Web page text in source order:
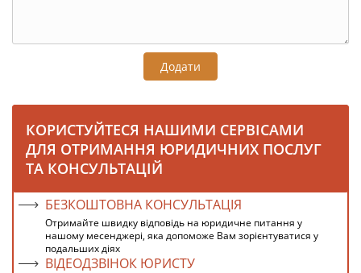
Додати
КОРИСТУЙТЕСЯ НАШИМИ СЕРВІСАМИ
ДЛЯ ОТРИМАННЯ ЮРИДИЧНИХ ПОСЛУГ
ТА КОНСУЛЬТАЦІЙ
БЕЗКОШТОВНА КОНСУЛЬТАЦІЯ
Отримайте швидку відповідь на юридичне питання у
нашому месенджері, яка допоможе Вам зорієнтуватися у
подальших діях
ВІДЕОДЗВІНОК ЮРИСТУ